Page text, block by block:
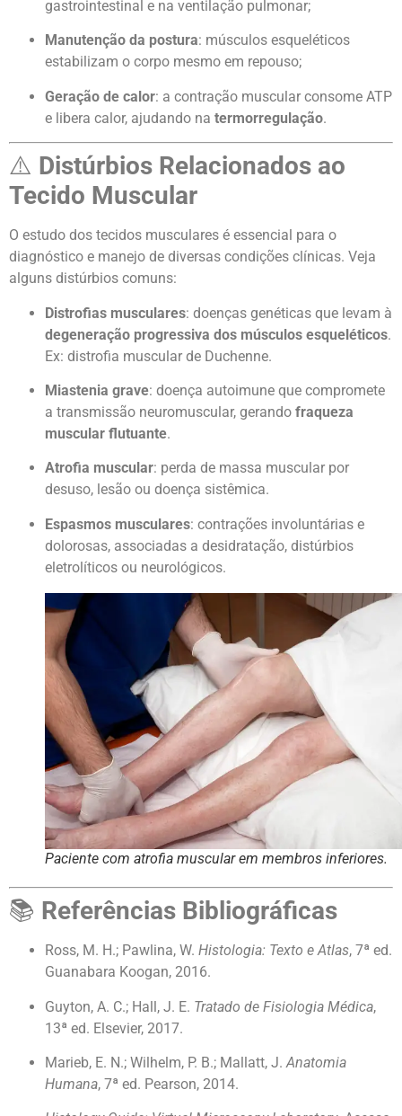
gastrointestinal e na ventilação pulmonar;
Manutenção da postura: músculos esqueléticos
estabilizam o corpo mesmo em repouso;
Geração de calor: a contração muscular consome ATP
e libera calor, ajudando na termorregulação.
⚠️ Distúrbios Relacionados ao
Tecido Muscular
O estudo dos tecidos musculares é essencial para o
diagnóstico e manejo de diversas condições clínicas. Veja
alguns distúrbios comuns:
Distrofias musculares: doenças genéticas que levam à
degeneração progressiva dos músculos esqueléticos.
Ex: distrofia muscular de Duchenne.
Miastenia grave: doença autoimune que compromete
a transmissão neuromuscular, gerando fraqueza
muscular flutuante.
Atrofia muscular: perda de massa muscular por
desuso, lesão ou doença sistêmica.
Espasmos musculares: contrações involuntárias e
dolorosas, associadas a desidratação, distúrbios
eletrolíticos ou neurológicos.
Paciente com atrofia muscular em membros inferiores.
📚 Referências Bibliográficas
Ross, M. H.; Pawlina, W. Histologia: Texto e Atlas, 7ª ed.
Guanabara Koogan, 2016.
Guyton, A. C.; Hall, J. E. Tratado de Fisiologia Médica,
13ª ed. Elsevier, 2017.
Marieb, E. N.; Wilhelm, P. B.; Mallatt, J.Anatomia
Humana, 7ª ed. Pearson, 2014.